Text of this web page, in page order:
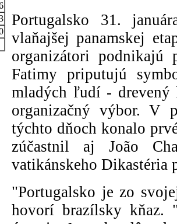
Portugalsko 31.
vlaňajšej panamskej
organizátori
Fatimy priputujú
mladých ľudí - drevený
organizačný výbor. V
týchto dňoch konalo
zúčastnil aj João
vatikánskeho Dikastéria
"Portugalsko je zo
hovorí brazílsky kňaz.